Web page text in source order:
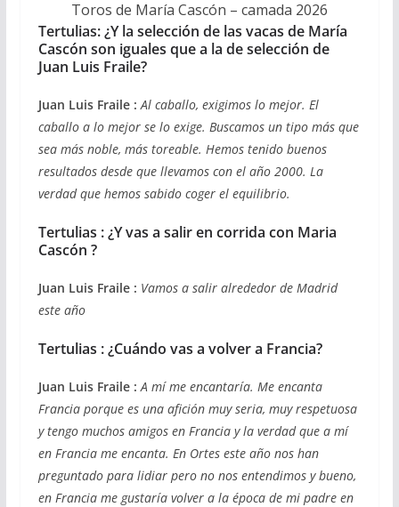
Toros de María Cascón – camada 2026
Tertulias: ¿Y la selección de las vacas de María
Cascón son iguales que a la de selección de
Juan Luis Fraile?
Juan Luis Fraile : Al caballo, exigimos lo mejor. El
caballo a lo mejor se lo exige. Buscamos un tipo más que
sea más noble, más toreable. Hemos tenido buenos
resultados desde que llevamos con el año 2000. La
verdad que hemos sabido coger el equilibrio.
Tertulias : ¿Y vas a salir en corrida con Maria
Cascón ?
Juan Luis Fraile : Vamos a salir alrededor de Madrid
este año
Tertulias : ¿Cuándo vas a volver a Francia?
Juan Luis Fraile : A mí me encantaría. Me encanta
Francia porque es una afición muy seria, muy respetuosa
y tengo muchos amigos en Francia y la verdad que a mí
en Francia me encanta. En Ortes este año nos han
preguntado para lidiar pero no nos entendimos y bueno,
en Francia me gustaría volver a la época de mi padre en